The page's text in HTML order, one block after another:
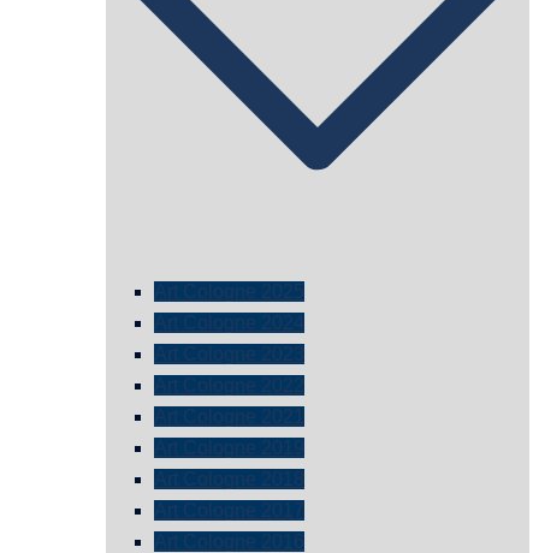
Art Cologne 2025
Art Cologne 2024
Art Cologne 2023
Art Cologne 2022
Art Cologne 2021
Art Cologne 2019
Art Cologne 2018
Art Cologne 2017
Art Cologne 2016